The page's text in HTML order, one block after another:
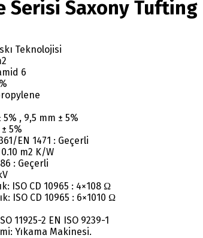
Serisi Saxony Tufting
Teknolojisi
6
, 9,5 mm ± 5%
5%
EN 1471 : Geçerli
m2 K/W
: Geçerli
ISO CD 10965 : 4×108 Ω
ISO CD 10965 : 6×1010 Ω
11925-2 EN ISO 9239-1
Yıkama Makinesi.